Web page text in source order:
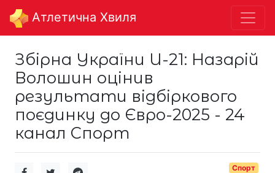
Aтлетична Хвиля
Збірна України U-21: Назарій
Волошин оцінив
результати відбіркового
поєдинку до Євро-2025 - 24
канал Спорт
Спорт